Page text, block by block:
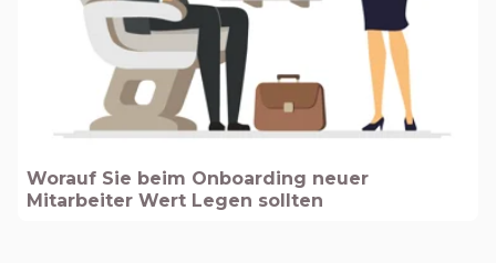
Worauf Sie beim Onboarding neuer
Mitarbeiter Wert Legen sollten